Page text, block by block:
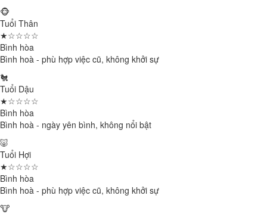
🐵
Tuổi Thân
★☆☆☆☆
Bình hòa
Bình hoà - phù hợp việc cũ, không khởi sự
🐔
Tuổi Dậu
★☆☆☆☆
Bình hòa
Bình hoà - ngày yên bình, không nổi bật
🐷
Tuổi Hợi
★☆☆☆☆
Bình hòa
Bình hoà - phù hợp việc cũ, không khởi sự
🐮